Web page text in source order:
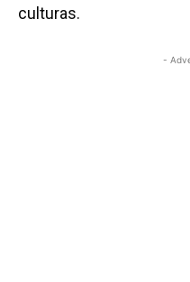
culturas.
-